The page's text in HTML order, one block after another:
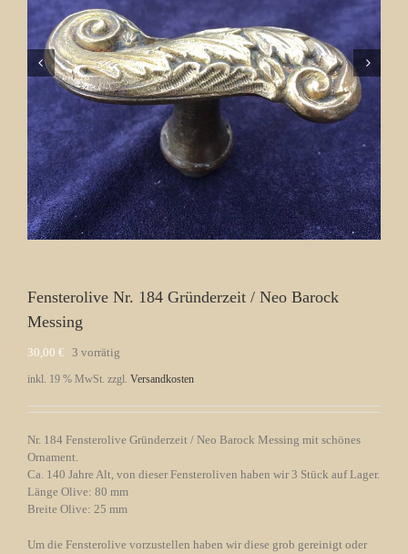
Fensterolive Nr. 184 Gründerzeit / Neo Barock
Messing
30,00 € 3 vorrätig
inkl. 19 % MwSt. zzgl. Versandkosten
Nr. 184 Fensterolive Gründerzeit / Neo Barock Messing mit schönes
Ornament.
Ca. 140 Jahre Alt, von dieser Fensteroliven haben wir 3 Stück auf Lager.
Länge Olive: 80 mm
Breite Olive: 25 mm
Um die Fensterolive vorzustellen haben wir diese grob gereinigt oder